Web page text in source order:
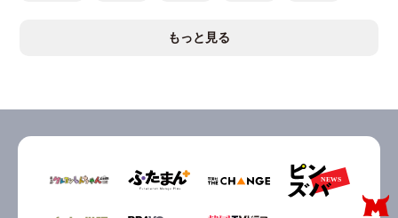
もっと見る